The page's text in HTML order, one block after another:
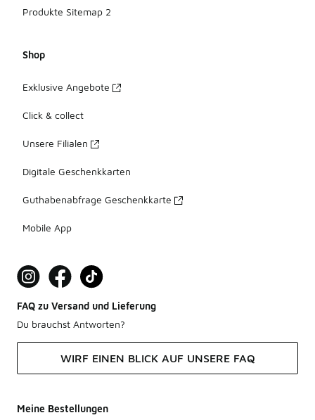
Produkte Sitemap 2
Shop
Exklusive Angebote
Click & collect
Unsere Filialen
Digitale Geschenkkarten
Guthabenabfrage Geschenkkarte
Mobile App
FAQ zu Versand und Lieferung
Du brauchst Antworten?
WIRF EINEN BLICK AUF UNSERE FAQ
Meine Bestellungen